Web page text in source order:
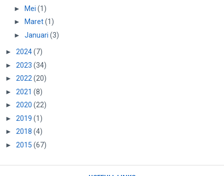
► Mei (1)
►
Maret(1)
► Januari (3)
► 2024(7)
► 2023 (34)
► 2022 (20)
► 2021 (8)
► 2020 (22)
► 2019 (1)
► 2018 (4)
► 2015 (67)